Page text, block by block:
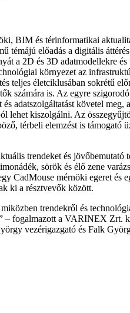
BIM és térinformatikai
témájú előadás a digitális
a 2D és 3D adatmodellekre és
környezet az
teljes életciklusában sokrétű
számára is. Az egyre
adatszolgáltatást követel meg,
lehet kiszolgálni. Az
térbeli elemzést is támogató
trendeket és jövőbemutató
sörök és élő zene
CadMouse mérnöki egeret és
ki a résztvevők között.
trendekről és
– fogalmazott a VARINEX Zrt.
vezérigazgató és Falk